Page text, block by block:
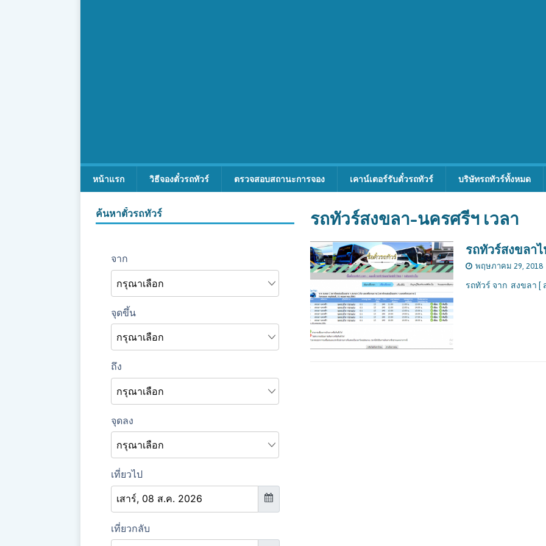
หน้าแรก วิธีจองตั๋วรถทัวร์ ตรวจสอบสถานะการจอง เคาน์เตอร์รับตั๋วรถทัวร์ บริษัทรถทัวร์ทั้งหมด
รถทัวร์สงขลา-นครศรีฯ เวลา
รถทัวร์สงขลา
พฤษภาคม 29, 2018
รถทัวร์ จาก สงขลา [
ค้นหาตั๋วรถทัวร์